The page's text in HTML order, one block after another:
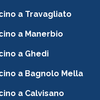
a Travagliato
a Manerbio
a Ghedi
a Bagnolo Mella
a Calvisano